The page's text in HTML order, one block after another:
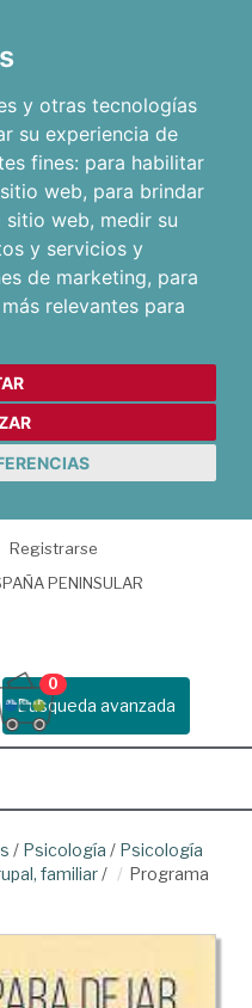
y otras tecnologías
su experiencia de
fines: para habilitar
web, para brindar
sitio web, medir su
y servicios y
de marketing, para
relevantes para
Registrarse
PENINSULAR
Busqueda avanzada
0
/ Psicología / Psicología
familiar/
Programa